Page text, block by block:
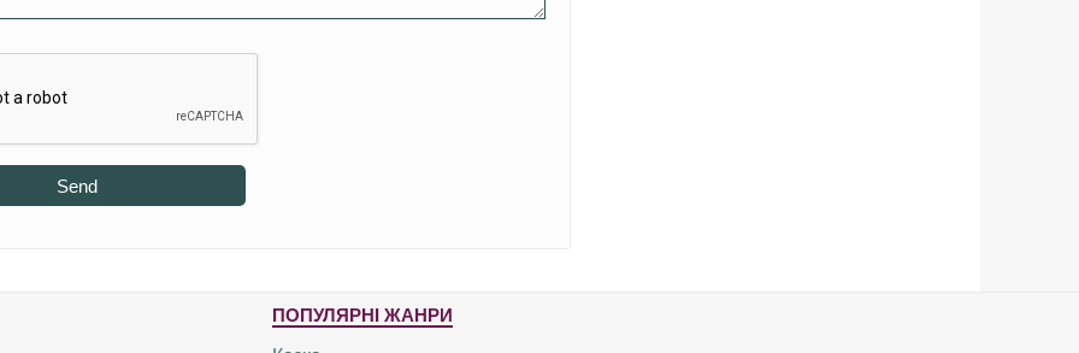
Send
ПОПУЛЯРНІ ЖАНРИ